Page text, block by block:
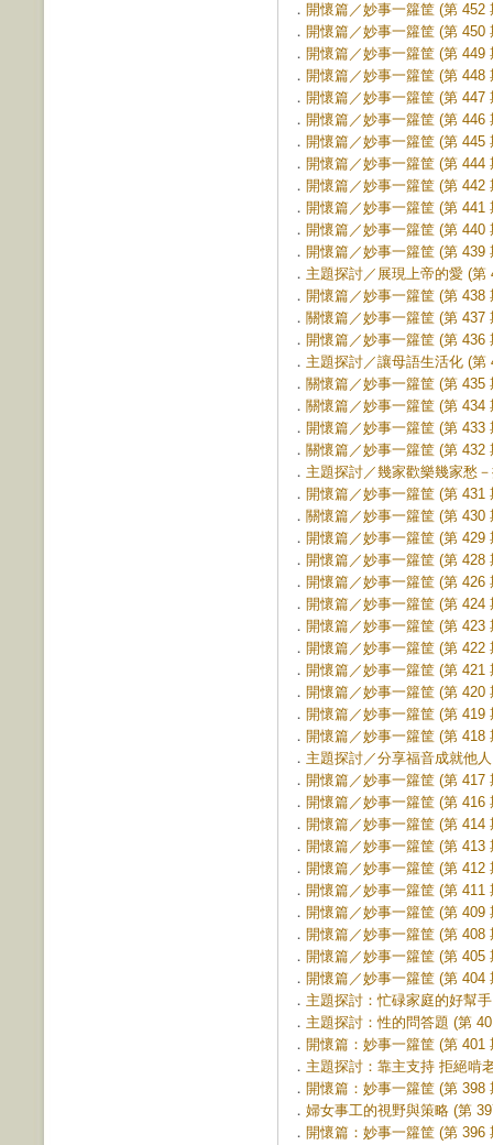
． 開懷篇／妙事一籮筐 (第 452
． 開懷篇／妙事一籮筐 (第 450
． 開懷篇／妙事一籮筐 (第 449
． 開懷篇／妙事一籮筐 (第 448
． 開懷篇／妙事一籮筐 (第 447
． 開懷篇／妙事一籮筐 (第 446
． 開懷篇／妙事一籮筐 (第 445
． 開懷篇／妙事一籮筐 (第 444
． 開懷篇／妙事一籮筐 (第 442
． 開懷篇／妙事一籮筐 (第 441
． 開懷篇／妙事一籮筐 (第 440
． 開懷篇／妙事一籮筐 (第 439
． 主題探討／展現上帝的愛 (第
． 開懷篇／妙事一籮筐 (第 438
． 關懷篇／妙事一籮筐 (第 437
． 開懷篇／妙事一籮筐 (第 436
． 主題探討／讓母語生活化 (第
． 關懷篇／妙事一籮筐 (第 435
． 關懷篇／妙事一籮筐 (第 434
． 開懷篇／妙事一籮筐 (第 433
． 關懷篇／妙事一籮筐 (第 432
． 主題探討／幾家歡樂幾家愁
． 開懷篇／妙事一籮筐 (第 431
． 關懷篇／妙事一籮筐 (第 430
． 開懷篇／妙事一籮筐 (第 429
． 開懷篇／妙事一籮筐 (第 428
． 開懷篇／妙事一籮筐 (第 426
． 開懷篇／妙事一籮筐 (第 424
． 開懷篇／妙事一籮筐 (第 423
． 開懷篇／妙事一籮筐 (第 422
． 開懷篇／妙事一籮筐 (第 421
． 開懷篇／妙事一籮筐 (第 420
． 開懷篇／妙事一籮筐 (第 419
． 開懷篇／妙事一籮筐 (第 418
． 主題探討／分享福音成就他
． 開懷篇／妙事一籮筐 (第 417
． 開懷篇／妙事一籮筐 (第 416
． 開懷篇／妙事一籮筐 (第 414
． 開懷篇／妙事一籮筐 (第 413
． 開懷篇／妙事一籮筐 (第 412
． 開懷篇／妙事一籮筐 (第 411
． 開懷篇／妙事一籮筐 (第 409
． 開懷篇／妙事一籮筐 (第 408
． 開懷篇／妙事一籮筐 (第 405
． 開懷篇／妙事一籮筐 (第 404
． 主題探討：忙碌家庭的好幫
． 主題探討：性的問答題 (第
． 開懷篇：妙事一籮筐 (第 401
． 主題探討：靠主支持 拒絕啃
． 開懷篇：妙事一籮筐 (第 398
． 婦女事工的視野與策略 (第
． 開懷篇：妙事一籮筐 (第 396